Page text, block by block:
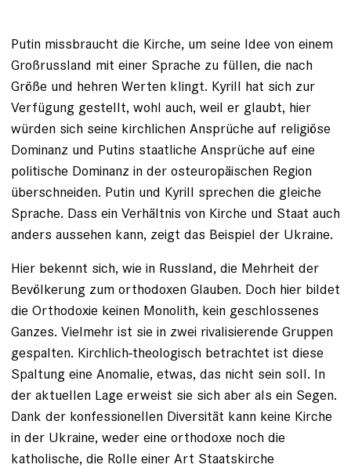
Putin missbraucht die Kirche, um seine Idee von einem
Großrussland mit einer Sprache zu füllen, die nach
Größe und hehren Werten klingt. Kyrill hat sich zur
Verfügung gestellt, wohl auch, weil er glaubt, hier
würden sich seine kirchlichen Ansprüche auf religiöse
Dominanz und Putins staatliche Ansprüche auf eine
politische Dominanz in der osteuropäischen Region
überschneiden. Putin und Kyrill sprechen die gleiche
Sprache. Dass ein Verhältnis von Kirche und Staat auch
anders aussehen kann, zeigt das Beispiel der Ukraine.
Hier bekennt sich, wie in Russland, die Mehrheit der
Bevölkerung zum orthodoxen Glauben. Doch hier bildet
die Orthodoxie keinen Monolith, kein geschlossenes
Ganzes. Vielmehr ist sie in zwei rivalisierende Gruppen
gespalten. Kirchlich-theologisch betrachtet ist diese
Spaltung eine Anomalie, etwas, das nicht sein soll. In
der aktuellen Lage erweist sie sich aber als ein Segen.
Dank der konfessionellen Diversität kann keine Kirche
in der Ukraine, weder eine orthodoxe noch die
katholische, die Rolle einer Art Staatskirche